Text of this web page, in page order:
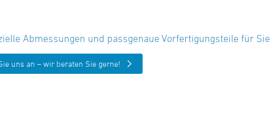
Abmessungen und passgenaue Vorfertigungsteile für Sie.
uns an – wir beraten Sie gerne!